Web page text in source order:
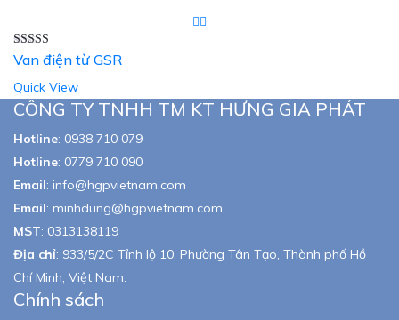
Rated5.00
Van điện từ GSR
Quick View
CÔNG TY TNHH TM KT HƯNG GIA PHÁT
Hotline: 0938 710 079
Hotline: 0779 710 090
Email: info@hgpvietnam.com
Email: minhdung@hgpvietnam.com
MST: 0313138119
Địa chỉ: 933/5/2C Tỉnh lộ 10, Phường Tân Tạo, Thành phố Hồ
Chí Minh, Việt Nam.
Chính sách